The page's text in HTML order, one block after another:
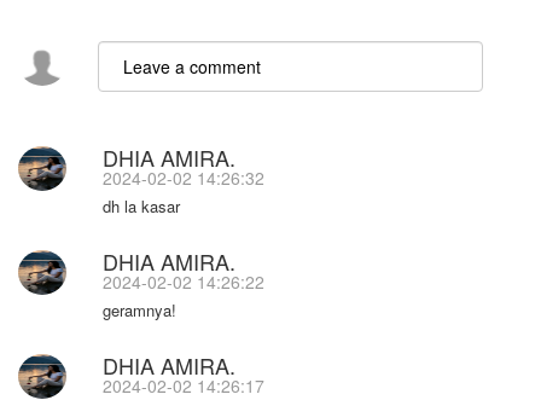
DHIA AMIRA.
2024-02-02 14:26:32
dh la kasar
DHIA AMIRA.
2024-02-02 14:26:22
geramnya!
DHIA AMIRA.
2024-02-02 14:26:17